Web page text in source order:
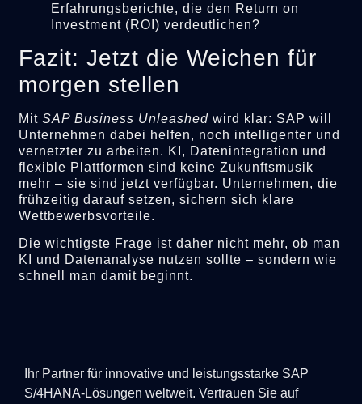
Erfahrungsberichte, die den Return on
Investment (ROI) verdeutlichen?
Fazit: Jetzt die Weichen für
morgen stellen
MitSAP Business Unleashed wird klar: SAP will
Unternehmen dabei helfen, noch intelligenter und
vernetzter zu arbeiten. KI, Datenintegration und
flexible Plattformen sind keine Zukunftsmusik
mehr – sie sind jetzt verfügbar. Unternehmen, die
frühzeitig darauf setzen, sichern sich klare
Wettbewerbsvorteile.
Die wichtigste Frage ist daher nicht mehr, ob man
KI und Datenanalyse nutzen sollte – sondern wie
schnell man damit beginnt.
Ihr Partner für innovative und leistungsstarke SAP
S/4HANA-Lösungen weltweit. Vertrauen Sie auf